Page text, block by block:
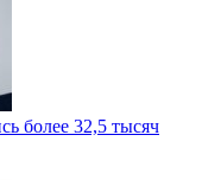
более 32,5 тысяч